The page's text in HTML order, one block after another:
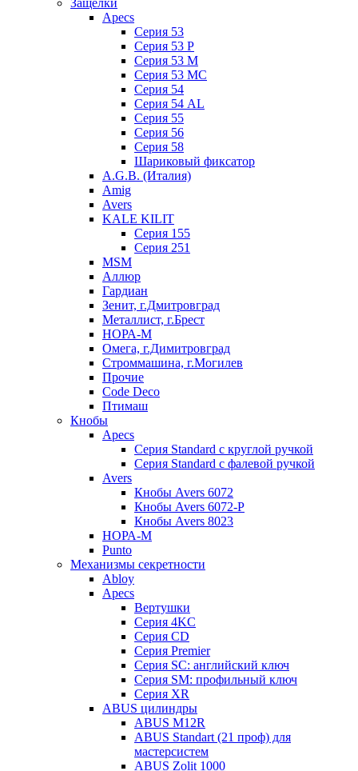
Защелки
Apecs
Серия 53
Серия 53 P
Серия 53 М
Серия 53 МC
Серия 54
Серия 54 AL
Серия 55
Серия 56
Серия 58
Шариковый фиксатор
A.G.B. (Италия)
Amig
Avers
KALE KILIT
Серия 155
Серия 251
MSM
Аллюр
Гардиан
Зенит, г.Дмитровград
Металлист, г.Брест
НОРА-М
Омега, г.Димитровград
Строммашина, г.Могилев
Прочие
Code Deco
Птимаш
Кнобы
Apecs
Серия Standard с круглой ручкой
Серия Standard с фалевой ручкой
Avers
Кнобы Avers 6072
Кнобы Avers 6072-P
Кнобы Avers 8023
НОРА-М
Punto
Механизмы секретности
Abloy
Apecs
Вертушки
Серия 4KC
Серия CD
Серия Premier
Серия SC: английский ключ
Серия SM: профильный ключ
Серия XR
ABUS цилиндры
ABUS M12R
ABUS Standart (21 проф) для
мастерсистем
ABUS Zolit 1000